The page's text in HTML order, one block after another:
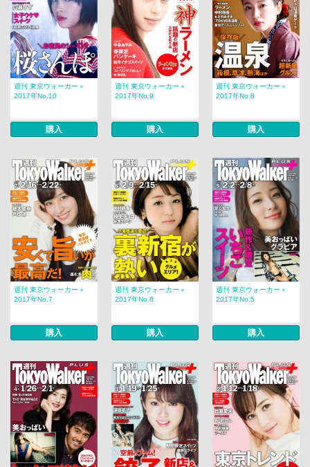
週刊 東京ウォーカー＋
2017年No.10
購入
週刊 東京ウォーカー＋
2017年No.9
購入
週刊 東京ウォーカー＋
2017年No.8
購入
週刊 東京ウォーカー＋
2017年No.7
購入
週刊 東京ウォーカー＋
2017年No.6
購入
週刊 東京ウォーカー＋
2017年No.5
購入